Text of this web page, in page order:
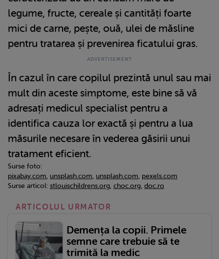
legume, fructe, cereale și cantități foarte
mici de carne, pește, ouă, ulei de măsline
pentru tratarea și prevenirea ficatului gras.
În cazul în care copilul prezintă unul sau mai
mult din aceste simptome, este bine să vă
adresați medicul specialist pentru a
identifica cauza lor exactă și pentru a lua
măsurile necesare în vederea găsirii unui
tratament eficient.
Surse foto:
pixabay.com, unsplash.com, unsplash.com, pexels.com
Surse articol: stlouischildrens.org, choc.org, doc.ro
ARTICOLUL URMATOR
Demența la copii. Primele
semne care trebuie să te
trimită la medic